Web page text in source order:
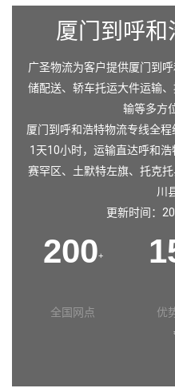
厦门到呼和
广圣物流为客户提供厦门到
储配送、轿车托运大件运输
输等多方
厦门到呼和浩特物流专线全
1天10小时，运输直达呼和浩
赛罕区、 土默特左旗、 托克
川
更新时间：
200+
全国网点 优